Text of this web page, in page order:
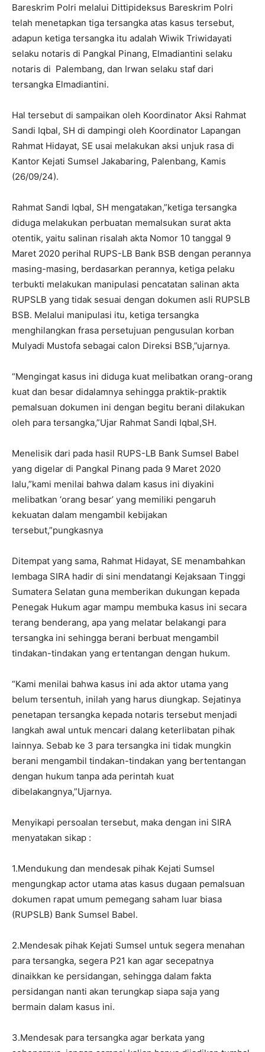
Bareskrim Polri melalui Dittipideksus Bareskrim Polri
telah menetapkan tiga tersangka atas kasus tersebut,
adapun ketiga tersangka itu adalah Wiwik Triwidayati
selaku notaris di Pangkal Pinang, Elmadiantini selaku
notaris di Palembang, dan Irwan selaku staf dari
tersangka Elmadiantini.
Hal tersebut di sampaikan oleh Koordinator Aksi Rahmat
Sandi Iqbal, SH di dampingi oleh Koordinator Lapangan
Rahmat Hidayat, SE usai melakukan aksi unjuk rasa di
Kantor Kejati Sumsel Jakabaring, Palenbang, Kamis
(26/09/24).
Rahmat Sandi Iqbal, SH mengatakan,”ketiga tersangka
diduga melakukan perbuatan memalsukan surat akta
otentik, yaitu salinan risalah akta Nomor 10 tanggal 9
Maret 2020 perihal RUPS-LB Bank BSB dengan perannya
masing-masing, berdasarkan perannya, ketiga pelaku
terbukti melakukan manipulasi pencatatan salinan akta
RUPSLB yang tidak sesuai dengan dokumen asli RUPSLB
BSB. Melalui manipulasi itu, ketiga tersangka
menghilangkan frasa persetujuan pengusulan korban
Mulyadi Mustofa sebagai calon Direksi BSB,”ujarnya.
“Mengingat kasus ini diduga kuat melibatkan orang-orang
kuat dan besar didalamnya sehingga praktik-praktik
pemalsuan dokumen ini dengan begitu berani dilakukan
oleh para tersangka,”Ujar Rahmat Sandi Iqbal,SH.
Menelisik dari pada hasil RUPS-LB Bank Sumsel Babel
yang digelar di Pangkal Pinang pada 9 Maret 2020
lalu,”kami menilai bahwa dalam kasus ini diyakini
melibatkan ‘orang besar’ yang memiliki pengaruh
kekuatan dalam mengambil kebijakan
tersebut,”pungkasnya
Ditempat yang sama, Rahmat Hidayat, SE menambahkan
lembaga SIRA hadir di sini mendatangi Kejaksaan Tinggi
Sumatera Selatan guna memberikan dukungan kepada
Penegak Hukum agar mampu membuka kasus ini secara
terang benderang, apa yang melatar belakangi para
tersangka ini sehingga berani berbuat mengambil
tindakan-tindakan yang ertentangan dengan hukum.
“Kami menilai bahwa kasus ini ada aktor utama yang
belum tersentuh, inilah yang harus diungkap. Sejatinya
penetapan tersangka kepada notaris tersebut menjadi
langkah awal untuk mencari dalang keterlibatan pihak
lainnya. Sebab ke 3 para tersangka ini tidak mungkin
berani mengambil tindakan-tindakan yang bertentangan
dengan hukum tanpa ada perintah kuat
dibelakangnya,”Ujarnya.
Menyikapi persoalan tersebut, maka dengan ini SIRA
menyatakan sikap :
1.Mendukung dan mendesak pihak Kejati Sumsel
mengungkap actor utama atas kasus dugaan pemalsuan
dokumen rapat umum pemegang saham luar biasa
(RUPSLB) Bank Sumsel Babel.
2.Mendesak pihak Kejati Sumsel untuk segera menahan
para tersangka, segera P21 kan agar secepatnya
dinaikkan ke persidangan, sehingga dalam fakta
persidangan nanti akan terungkap siapa saja yang
bermain dalam kasus ini.
3.Mendesak para tersangka agar berkata yang